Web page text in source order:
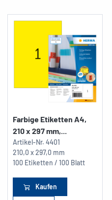
Farbige Etiketten A4,
210 x 297 mm,...
Artikel-Nr. 4401
210,0 x 297,0 mm
100 Etiketten / 100 Blatt
Kaufen